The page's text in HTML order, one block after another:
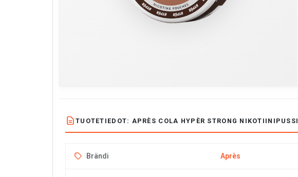
TUOTETIEDOT: APRÈS COLA HYPÈR STRONG NIKOTIINIPUSSI
Brändi Après